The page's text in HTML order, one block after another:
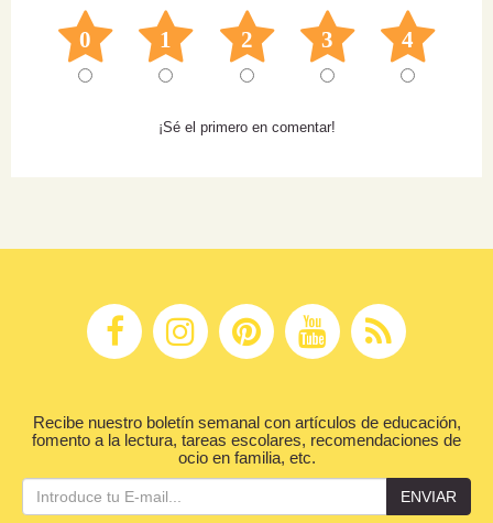
0 1 2 3 4
¡Sé el primero en comentar!
Recibe nuestro boletín semanal con artículos de educación,
fomento a la lectura, tareas escolares, recomendaciones de
ocio en familia, etc.
ENVIAR